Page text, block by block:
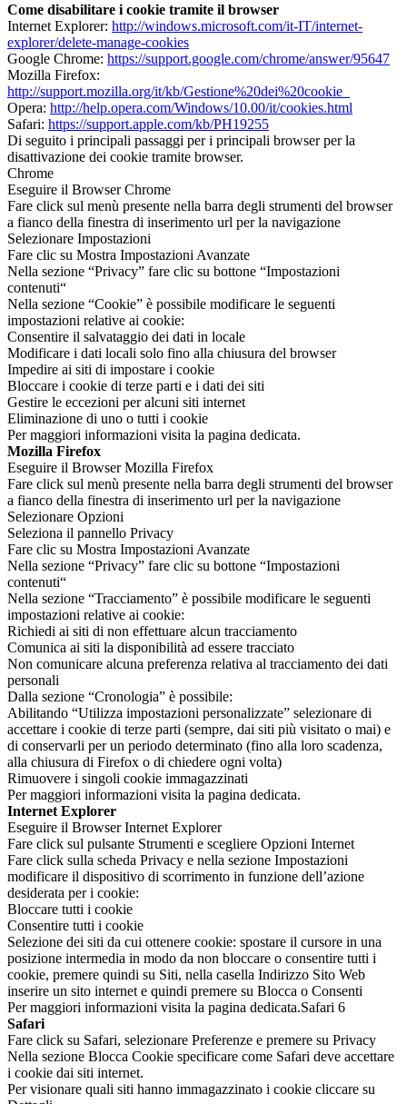
Come disabilitare i cookie tramite il browser
Internet Explorer: http://windows.microsoft.com/it-IT/internet-
explorer/delete-manage-cookies
Google Chrome: https://support.google.com/chrome/answer/95647
Mozilla Firefox:
http://support.mozilla.org/it/kb/Gestione%20dei%20cookie
Opera: http://help.opera.com/Windows/10.00/it/cookies.html
Safari: https://support.apple.com/kb/PH19255
Di seguito i principali passaggi per i principali browser per la
disattivazione dei cookie tramite browser.
Chrome
Eseguire il Browser Chrome
Fare click sul menù presente nella barra degli strumenti del browser
a fianco della finestra di inserimento url per la navigazione
Selezionare Impostazioni
Fare clic su Mostra Impostazioni Avanzate
Nella sezione “Privacy” fare clic su bottone “Impostazioni
contenuti“
Nella sezione “Cookie” è possibile modificare le seguenti
impostazioni relative ai cookie:
Consentire il salvataggio dei dati in locale
Modificare i dati locali solo fino alla chiusura del browser
Impedire ai siti di impostare i cookie
Bloccare i cookie di terze parti e i dati dei siti
Gestire le eccezioni per alcuni siti internet
Eliminazione di uno o tutti i cookie
Per maggiori informazioni visita la pagina dedicata.
Mozilla Firefox
Eseguire il Browser Mozilla Firefox
Fare click sul menù presente nella barra degli strumenti del browser
a fianco della finestra di inserimento url per la navigazione
Selezionare Opzioni
Seleziona il pannello Privacy
Fare clic su Mostra Impostazioni Avanzate
Nella sezione “Privacy” fare clic su bottone “Impostazioni
contenuti“
Nella sezione “Tracciamento” è possibile modificare le seguenti
impostazioni relative ai cookie:
Richiedi ai siti di non effettuare alcun tracciamento
Comunica ai siti la disponibilità ad essere tracciato
Non comunicare alcuna preferenza relativa al tracciamento dei dati
personali
Dalla sezione “Cronologia” è possibile:
Abilitando “Utilizza impostazioni personalizzate” selezionare di
accettare i cookie di terze parti (sempre, dai siti più visitato o mai) e
di conservarli per un periodo determinato (fino alla loro scadenza,
alla chiusura di Firefox o di chiedere ogni volta)
Rimuovere i singoli cookie immagazzinati
Per maggiori informazioni visita la pagina dedicata.
Internet Explorer
Eseguire il Browser Internet Explorer
Fare click sul pulsante Strumenti e scegliere Opzioni Internet
Fare click sulla scheda Privacy e nella sezione Impostazioni
modificare il dispositivo di scorrimento in funzione dell’azione
desiderata per i cookie:
Bloccare tutti i cookie
Consentire tutti i cookie
Selezione dei siti da cui ottenere cookie: spostare il cursore in una
posizione intermedia in modo da non bloccare o consentire tutti i
cookie, premere quindi su Siti, nella casella Indirizzo Sito Web
inserire un sito internet e quindi premere su Blocca o Consenti
Per maggiori informazioni visita la pagina dedicata.Safari 6
Safari
Fare click su Safari, selezionare Preferenze e premere su Privacy
Nella sezione Blocca Cookie specificare come Safari deve accettare
i cookie dai siti internet.
Per visionare quali siti hanno immagazzinato i cookie cliccare su